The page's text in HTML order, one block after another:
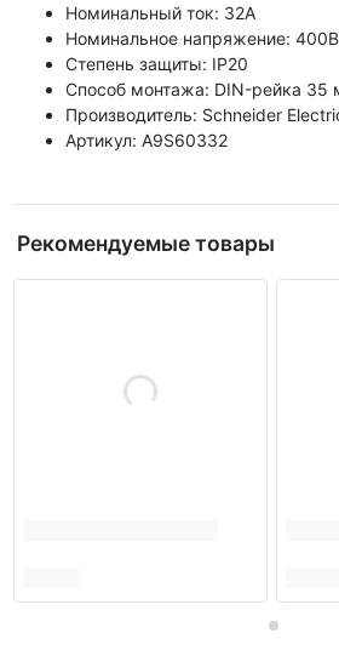
Номинальный ток: 32А
Номинальное напряжение:
Степень защиты: IP20
Способ монтажа: DIN-рейка 35
Производитель: Schneider
Артикул: A9S60332
Рекомендуемые товары